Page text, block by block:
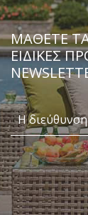
ΜΆΘΕΤΕ
ΕΙΔΙΚΈΣ